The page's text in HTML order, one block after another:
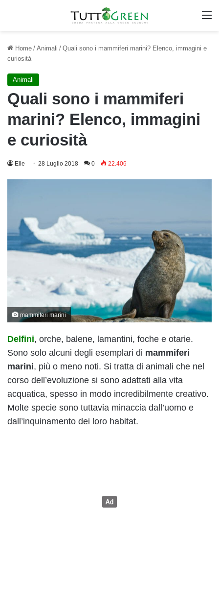
Home / Animali / Quali sono i mammiferi marini? Elenco, immagini e
curiosità
Animali
Quali sono i mammiferi
marini? Elenco, immagini
e curiosità
Elle 28 Luglio 2018 0 22.406
mammiferi marini
Delfini, orche, balene, lamantini, foche e otarie.
Sono solo alcuni degli esemplari di mammiferi
marini, più o meno noti. Si tratta di animali che nel
corso dell’evoluzione si sono adattati alla vita
acquatica, spesso in modo incredibilmente creativo.
Molte specie sono tuttavia minaccia dall’uomo e
dall’inquinamento dei loro habitat.